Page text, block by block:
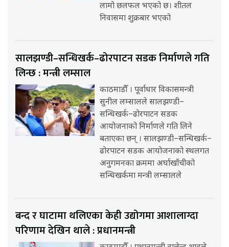
लामो छलफल भएको छ। शीतल
निवासमा शुक्रबार भएको
सालझण्डी–सन्धिखर्क–ढोरपाटन सडक निर्माणले गति
लिन्छ : मन्त्री लम्साल
काठमाडौँ । पूर्वाधार विकासमन्त्री
सुनील लम्सालले सालझण्डी–
सन्धिखर्क–ढोरपाटन सडक
आयोजनाको निर्माणले गति लिने
बताएका छन् । सालझण्डी–सन्धिखर्क–
ढोरपाटन सडक आयोजनाको स्थलगत
अनुगमनका क्रममा अर्घाखाँचीको
सन्धिखर्कमा मन्त्री लम्सालले
बन्द र घाटामा थलिएका केही उद्योगमा आशालाग्दा
परिणाम देखिन थाले : प्रधानमन्त्री